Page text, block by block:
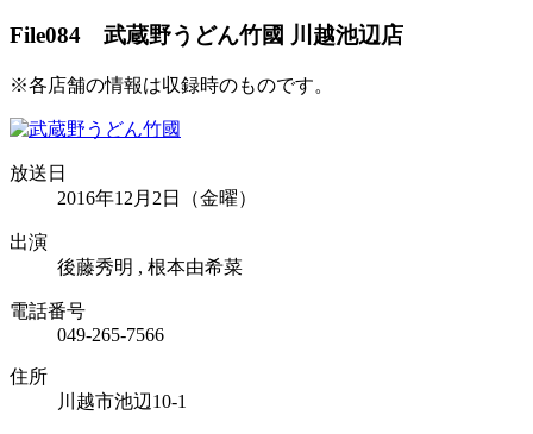
File084 武蔵野うどん竹國 川越池辺店
※各店舗の情報は収録時のものです。
放送日
2016年12月2日（金曜）
出演
後藤秀明 , 根本由希菜
電話番号
049-265-7566
住所
川越市池辺10-1